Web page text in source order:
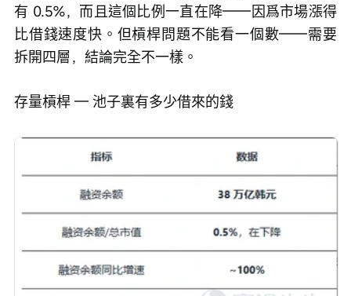
有 0.5%，而且這個比例一直在降——因爲市場漲得
比借錢速度快。但槓桿問題不能看一個數——需要
拆開四層，結論完全不一樣。
存量槓桿 — 池子裏有多少借來的錢